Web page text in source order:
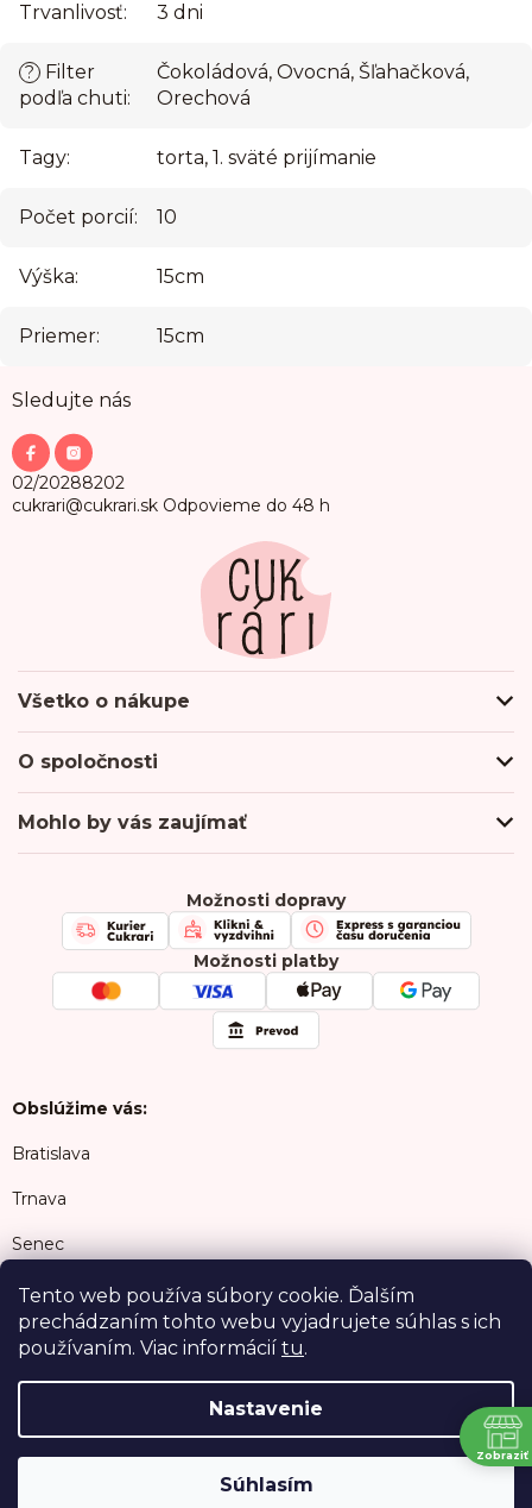
Tento web používa súbory cookie. Ďalším
prechádzaním tohto webu vyjadrujete súhlas s ich
používaním. Viac informácií tu.
Nastavenie
Súhlasím
Trvanlivosť: 3 dni
?
Filter
podľa chuti:
Čokoládová, Ovocná, Šľahačková,
Orechová
Tagy: torta, 1. sväté prijímanie
Počet porcií: 10
Výška: 15cm
Priemer: 15cm
Sledujte nás
02/20288202
cukrari@cukrari.sk Odpovieme do 48 h
Všetko o nákupe
Obchodné podmienky
Doprava a platba
O spoločnosti
Hodnotenie obchodu
Mohlo by vás zaujímať
Chránená dielňa
Možnosti dopravy
Možnosti platby
Obslúžime vás:
Bratislava
Trnava
Senec
Šamorín
Malacky
Copyright 2026Cukrari.sk
vyhradené.
Zobraziť